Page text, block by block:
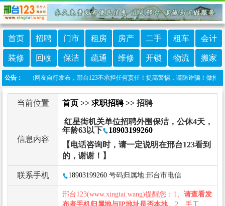
首页 招聘 门市 租房 房产 二手 租车 会计
装修 回收 保洁 疏通 维修 开锁 物流 搬家
公告：
目信息由网友自行发布，邢台123不承担任何责任！提高警惕，谨防诈骗！做推广
当前位置 首页 >> 求职招聘>> 招聘
信息内容
红星街机关单位招聘外围保洁，公休4天，
年龄63以下
18903199260
【电话咨询时，请一定说明在邢台123看到
的，谢谢！】
联系手机 18903199260 号码归属地:邢台市电信
邢台123(www.xingtai.wang)提醒您：1、 请查看发
布者手机归属地与IP地址是否本地。2、手工